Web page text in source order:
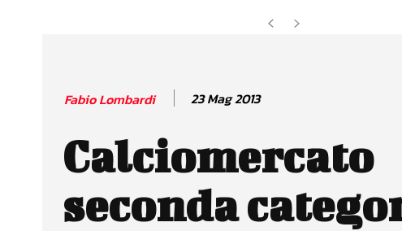
Fabio Lombardi 23 Mag 2013
Calciomercato
seconda